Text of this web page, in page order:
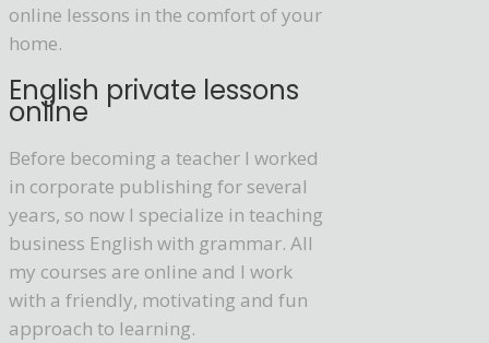
online lessons in the comfort of your
home.
English private lessons
online
Before becoming a teacher I worked
in corporate publishing for several
years, so now I specialize in teaching
business English with grammar. All
my courses are online and I work
with a friendly, motivating and fun
approach to learning.